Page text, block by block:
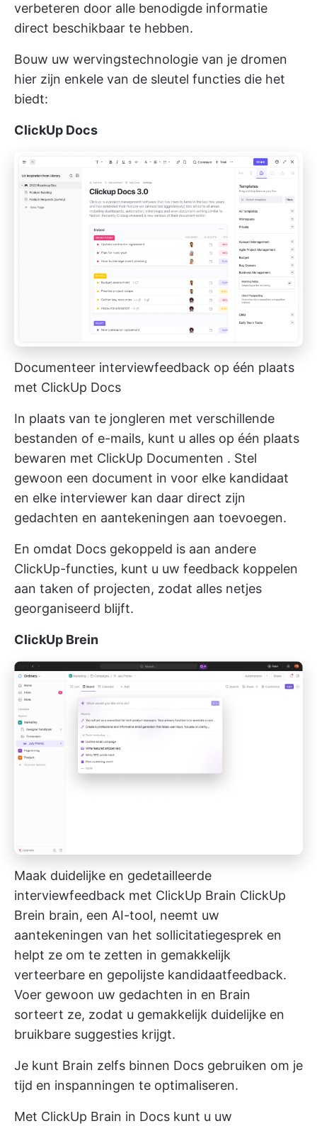
verbeteren door alle benodigde informatie
direct beschikbaar te hebben.
Bouw uw wervingstechnologie van je dromen
hier zijn enkele van de sleutel functies die het
biedt:
ClickUp Docs
Documenteer interviewfeedback op één plaats
met ClickUp Docs
In plaats van te jongleren met verschillende
bestanden of e-mails, kunt u alles op één plaats
bewaren met ClickUp Documenten . Stel
gewoon een document in voor elke kandidaat
en elke interviewer kan daar direct zijn
gedachten en aantekeningen aan toevoegen.
En omdat Docs gekoppeld is aan andere
ClickUp-functies, kunt u uw feedback koppelen
aan taken of projecten, zodat alles netjes
georganiseerd blijft.
ClickUp Brein
Maak duidelijke en gedetailleerde
interviewfeedback met ClickUp Brain ClickUp
Brein brain, een AI-tool, neemt uw
aantekeningen van het sollicitatiegesprek en
helpt ze om te zetten in gemakkelijk
verteerbare en gepolijste kandidaatfeedback.
Voer gewoon uw gedachten in en Brain
sorteert ze, zodat u gemakkelijk duidelijke en
bruikbare suggesties krijgt.
Je kunt Brain zelfs binnen Docs gebruiken om je
tijd en inspanningen te optimaliseren.
Met ClickUp Brain in Docs kunt u uw